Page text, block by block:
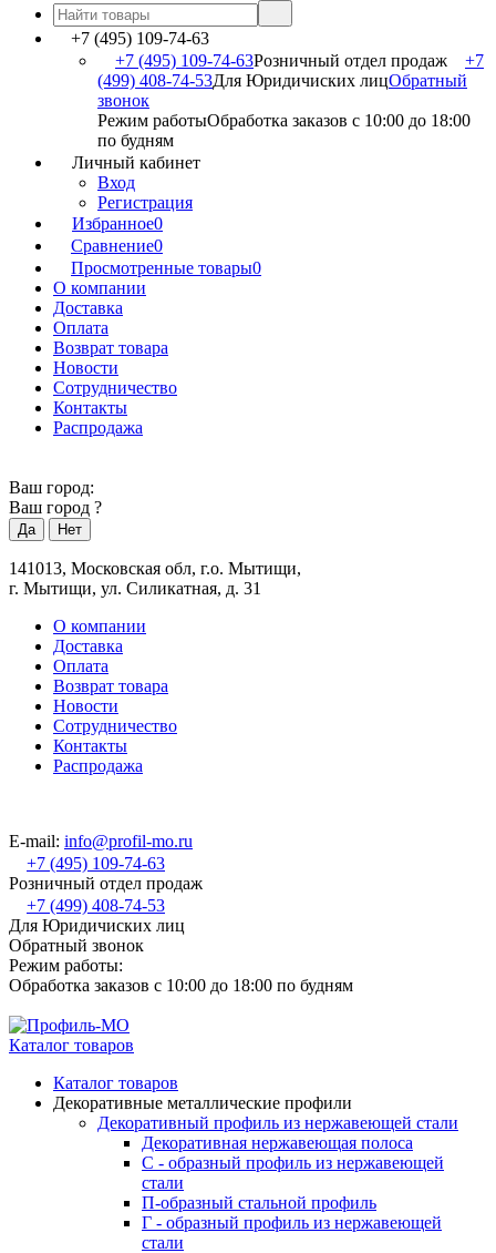
+7 (495) 109-74-63
+7 (495) 109-74-63Розничный отдел продаж
+7
(499) 408-74-53Для Юридичиских лицОбратный
звонок
Режим работыОбработка заказов с 10:00 до 18:00
по будням
Личный кабинет
Вход
Регистрация
Избранное0
Сравнение0
Просмотренные товары0
О компании
Доставка
Оплата
Возврат товара
Новости
Сотрудничество
Контакты
Распродажа
Ваш город:
Ваш город ?
141013, Московская обл, г.о. Мытищи,
г. Мытищи, ул. Силикатная, д. 31
О компании
Доставка
Оплата
Возврат товара
Новости
Сотрудничество
Контакты
Распродажа
E-mail: info@profil-mo.ru
+7 (495) 109-74-63
Розничный отдел продаж
+7 (499) 408-74-53
Для Юридичиских лиц
Обратный звонок
Режим работы:
Обработка заказов с 10:00 до 18:00 по будням
Каталог товаров
Каталог товаров
Декоративные металлические профили
Декоративный профиль из нержавеющей стали
Декоративная нержавеющая полоса
С - образный профиль из нержавеющей
стали
П-образный стальной профиль
Г - образный профиль из нержавеющей
стали